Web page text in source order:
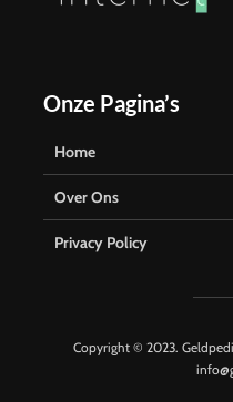
Onze Pagina’s
Home
Over Ons
Privacy Policy
Copyright © 2023.